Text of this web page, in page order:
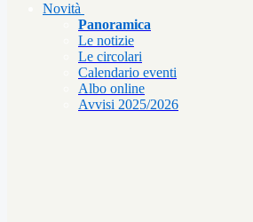
Novità
Panoramica
Le notizie
Le circolari
Calendario eventi
Albo online
Avvisi 2025/2026